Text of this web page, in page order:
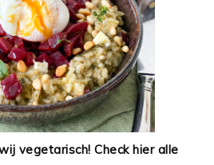
vegetarisch! Check hier alle